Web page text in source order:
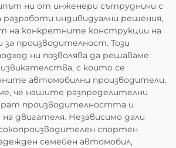
ни от инженери сътрудничи с
разработи индивидуални решения,
на конкретните конструкции на
за производителност. Този
ни позволява да решаваме
с които се
автомобилни производители,
че нашите разпределителни
производителността и
двигателя. Независимо дали
спортен
семейен автомобил,